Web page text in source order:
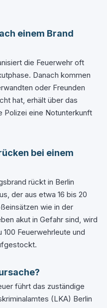
einem Brand
die Feuerwehr oft
Danach kommen
oder Freunden
hat, erhält über das
Polizei eine Notunterkunft
bei einem
rückt in Berlin
der aus etwa 16 bis 20
wie in der
akut in Gefahr sind, wird
Feuerwehrleute und
führt das zuständige
(LKA) Berlin